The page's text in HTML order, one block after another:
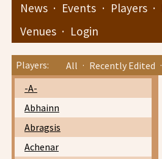
News · Events · Players ·
Venues · Login
Players: All · Recently Edited ·
-A-
Abhainn
Abragsis
Achenar